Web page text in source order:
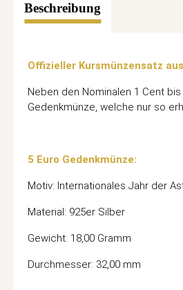
Beschreibung
Offizieller Kursmünzensatz
Neben den Nominalen 1 Cent
Gedenkmünze, welche nur so
5 Euro Gedenkmünze:
Motiv: Internationales Jahr der
Material: 925er Silber
Gewicht: 18,00 Gramm
Durchmesser: 32,00 mm